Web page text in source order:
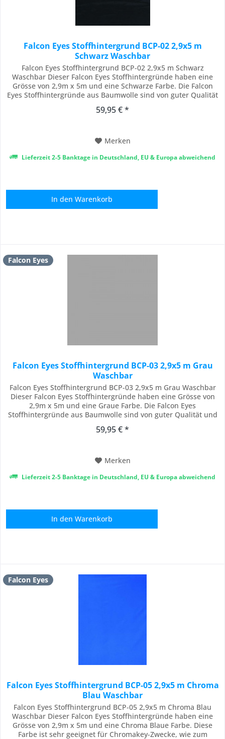
Falcon Eyes Stoffhintergrund BCP-02 2,9x5 m
Schwarz Waschbar
Falcon Eyes Stoffhintergrund BCP-02 2,9x5 m Schwarz
Waschbar Dieser Falcon Eyes Stoffhintergründe haben eine
Grösse von 2,9m x 5m und eine Schwarze Farbe. Die Falcon
Eyes Stoffhintergründe aus Baumwolle sind von guter Qualität
ist ein Saum ist eingenäht, damit der Stoff einfach an einen
59,95 € *
Merken
Lieferzeit 2-5 Banktage in Deutschland, EU & Europa abweichend
In den Warenkorb
Falcon Eyes
Falcon Eyes Stoffhintergrund BCP-03 2,9x5 m Grau
Waschbar
Falcon Eyes Stoffhintergrund BCP-03 2,9x5 m Grau Waschbar
Dieser Falcon Eyes Stoffhintergründe haben eine Grösse von
2,9m x 5m und eine Graue Farbe. Die Falcon Eyes
Stoffhintergründe aus Baumwolle sind von guter Qualität und
ein Saum eingenäht, damit der Stoff einfach an einen
59,95 € *
Merken
Lieferzeit 2-5 Banktage in Deutschland, EU & Europa abweichend
In den Warenkorb
Falcon Eyes
Falcon Eyes Stoffhintergrund BCP-05 2,9x5 m Chroma
Blau Waschbar
Falcon Eyes Stoffhintergrund BCP-05 2,9x5 m Chroma Blau
Waschbar Dieser Falcon Eyes Stoffhintergründe haben eine
Grösse von 2,9m x 5m und eine Chroma Blaue Farbe. Diese
Farbe ist sehr geeignet für Chromakey-Zwecke, wie zum